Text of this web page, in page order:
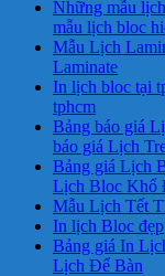
Những mẫu
mẫu lịch bloc
Mẫu Lịch
Laminate
In lịch bloc tại
tphcm
Bảng báo giá
báo giá Lịch
Bảng giá Lịch
Lịch Bloc Khổ
Mẫu Lịch Tết
In lịch Bloc đẹp
Bảng giá In
Lịch Để Bàn